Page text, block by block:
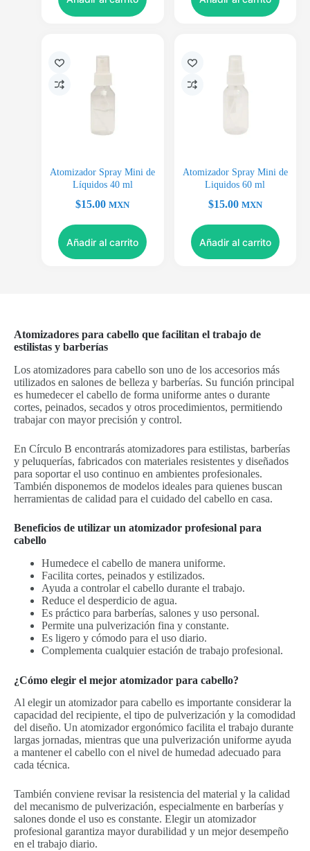
Atomizador Spray Mini de
Líquidos 40 ml
$15.00 MXN
Añadir al carrito
Atomizador Spray Mini de
Liquidos 60 ml
$15.00 MXN
Añadir al carrito
Atomizadores para cabello que facilitan el trabajo de
estilistas y barberías
Los atomizadores para cabello son uno de los accesorios más
utilizados en salones de belleza y barberías. Su función principal
es humedecer el cabello de forma uniforme antes o durante
cortes, peinados, secados y otros procedimientos, permitiendo
trabajar con mayor precisión y control.
En Círculo B encontrarás atomizadores para estilistas, barberías
y peluquerías, fabricados con materiales resistentes y diseñados
para soportar el uso continuo en ambientes profesionales.
También disponemos de modelos ideales para quienes buscan
herramientas de calidad para el cuidado del cabello en casa.
Beneficios de utilizar un atomizador profesional para
cabello
Humedece el cabello de manera uniforme.
Facilita cortes, peinados y estilizados.
Ayuda a controlar el cabello durante el trabajo.
Reduce el desperdicio de agua.
Es práctico para barberías, salones y uso personal.
Permite una pulverización fina y constante.
Es ligero y cómodo para el uso diario.
Complementa cualquier estación de trabajo profesional.
¿Cómo elegir el mejor atomizador para cabello?
Al elegir un atomizador para cabello es importante considerar la
capacidad del recipiente, el tipo de pulverización y la comodidad
del diseño. Un atomizador ergonómico facilita el trabajo durante
largas jornadas, mientras que una pulverización uniforme ayuda
a mantener el cabello con el nivel de humedad adecuado para
cada técnica.
También conviene revisar la resistencia del material y la calidad
del mecanismo de pulverización, especialmente en barberías y
salones donde el uso es constante. Elegir un atomizador
profesional garantiza mayor durabilidad y un mejor desempeño
en el trabajo diario.